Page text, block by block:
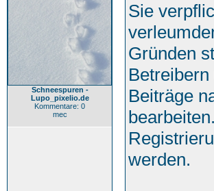
Schneespuren -
Lupo_pixelio.de
Kommentare: 0
mec
Sie
Gründen
Beiträge
werden.